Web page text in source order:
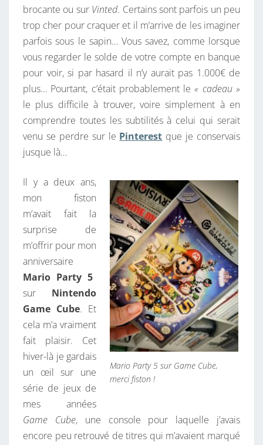
H
E
S
D
E
R
E
T
R
E
E
K
–
M
A
J
2
0
2
5
brocante ou sur Vinted. Certains sont parfois un peu
trop cher pour craquer et il m’arrive de les imaginer
parfois sous le sapin… Vous savez, comme lorsque
vous regarder le solde de votre compte en banque
pour voir, si par hasard il n’y aurait pas 1.000€ de
plus… Pourtant, c’était probablement le« cadeau »
le plus difficile à trouver, voire simplement à en
comprendre toutes les subtilités à celui qui serait
venu se perdre sur le Pinterest que je conservais
jusque là…
Mario Party 5 sur Game Cube,
merci fiston !
Il y a deux ans,
mon fiston
m’avait fait la
surprise de
m’offrir pour mon
anniversaire
Mario Party 5
sur Nintendo
Game Cube. Et
cela m’a vraiment
fait plaisir. Cet
hiver-là je gardais
un œil sur une
série de jeux de
mes années
Game Cube, une console pour laquelle j’avais
encore peu retrouvé de titres qui m’avaient marqué